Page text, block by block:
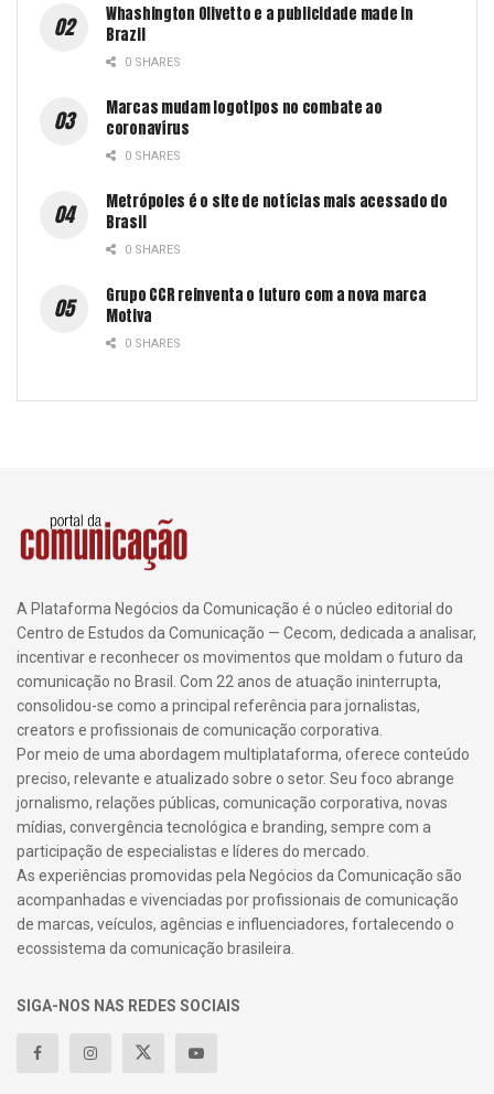
Whashington Olivetto e a publicidade made in
Brazil
0 SHARES
Marcas mudam logotipos no combate ao
coronavírus
0 SHARES
Metrópoles é o site de notícias mais acessado do
Brasil
0 SHARES
Grupo CCR reinventa o futuro com a nova marca
Motiva
0 SHARES
A Plataforma Negócios da Comunicação é o núcleo editorial do
Centro de Estudos da Comunicação — Cecom, dedicada a analisar,
incentivar e reconhecer os movimentos que moldam o futuro da
comunicação no Brasil. Com 22 anos de atuação ininterrupta,
consolidou-se como a principal referência para jornalistas,
creators e profissionais de comunicação corporativa.
Por meio de uma abordagem multiplataforma, oferece conteúdo
preciso, relevante e atualizado sobre o setor. Seu foco abrange
jornalismo, relações públicas, comunicação corporativa, novas
mídias, convergência tecnológica e branding, sempre com a
participação de especialistas e líderes do mercado.
As experiências promovidas pela Negócios da Comunicação são
acompanhadas e vivenciadas por profissionais de comunicação
de marcas, veículos, agências e influenciadores, fortalecendo o
ecossistema da comunicação brasileira.
SIGA-NOS NAS REDES SOCIAIS